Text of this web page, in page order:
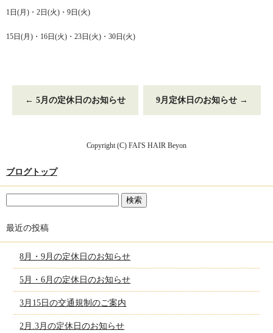
1日(月)・2日(火)・9日(火)
15日(月)・16日(火)・23日(火)・30日(火)
← 5月の定休日のお知らせ 9月定休日のお知らせ →
Copyright (C) FAI'S HAIR Beyon
ブログトップ
最近の投稿
8月・9月の定休日のお知らせ
5月・6月の定休日のお知らせ
3月15日の交通規制のご案内
2月.3月の定休日のお知らせ